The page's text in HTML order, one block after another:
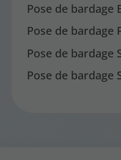
Pose de bardage
Pose de bardage
Pose de bardage
Pose de bardage